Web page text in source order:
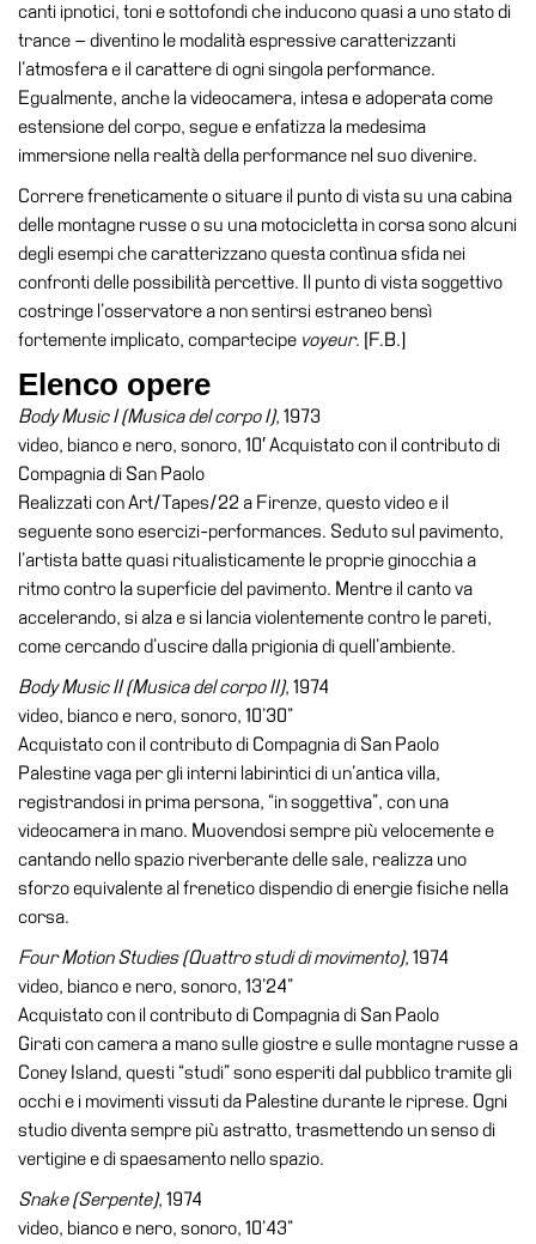
Edificio
Castello
Manica
Lunga
Villa
Cerruti
Cosmo
Digitale
EN
Visita
Biglietti
Shop
Chi
siamo
Area
Media
Organizza
evento
Amministrazione
trasparente
Whistleblowing
Sostieni
museo
EN
canti ipnotici, toni e sottofondi che inducono quasi a uno stato di
trance – diventino le modalità espressive caratterizzanti
l’atmosfera e il carattere di ogni singola performance.
Egualmente, anche la videocamera, intesa e adoperata come
estensione del corpo, segue e enfatizza la medesima
immersione nella realtà della performance nel suo divenire.
Correre freneticamente o situare il punto di vista su una cabina
delle montagne russe o su una motocicletta in corsa sono alcuni
degli esempi che caratterizzano questa contìnua sfida nei
confronti delle possibilità percettive. Il punto di vista soggettivo
costringe l’osservatore a non sentirsi estraneo bensì
fortemente implicato, compartecipe voyeur. [F.B.]
Elenco opere
Body Music I (Musica del corpo I), 1973
video, bianco e nero, sonoro, 10′ Acquistato con il contributo di
Compagnia di San Paolo
Realizzati con Art/Tapes/22 a Firenze, questo video e il
seguente sono esercizi-performances. Seduto sul pavimento,
l’artista batte quasi ritualisticamente le proprie ginocchia a
ritmo contro la superficie del pavimento. Mentre il canto va
accelerando, si alza e si lancia violentemente contro le pareti,
come cercando d’uscire dalla prigionia di quell’ambiente.
Body Music II (Musica del corpo II), 1974
video, bianco e nero, sonoro, 10’30”
Acquistato con il contributo di Compagnia di San Paolo
Palestine vaga per gli interni labirintici di un’antica villa,
registrandosi in prima persona, “in soggettiva”, con una
videocamera in mano. Muovendosi sempre più velocemente e
cantando nello spazio riverberante delle sale, realizza uno
sforzo equivalente al frenetico dispendio di energie fisiche nella
corsa.
Four Motion Studies (Quattro studi di movimento), 1974
video, bianco e nero, sonoro, 13’24”
Acquistato con il contributo di Compagnia di San Paolo
Girati con camera a mano sulle giostre e sulle montagne russe a
Coney Island, questi “studi” sono esperiti dal pubblico tramite gli
occhi e i movimenti vissuti da Palestine durante le riprese. Ogni
studio diventa sempre più astratto, trasmettendo un senso di
vertigine e di spaesamento nello spazio.
Snake (Serpente), 1974
video, bianco e nero, sonoro, 10’43”